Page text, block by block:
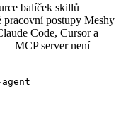
balíček skillů
pracovní postupy Meshy
Code, Cursor a
MCP server není
agent